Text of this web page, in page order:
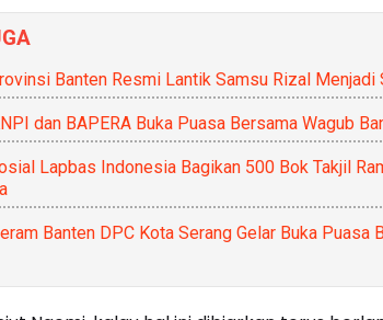
Banten Resmi Lantik Samsu Rizal
dan BAPERA Buka Puasa Bersama Wagub
Lapbas Indonesia Bagikan 500 Bok Takjil
Banten DPC Kota Serang Gelar Buka Puasa